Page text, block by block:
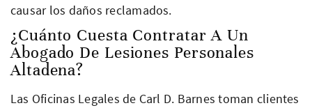
causar los daños reclamados.
¿Cuánto Cuesta Contratar A Un
Abogado De Lesiones Personales
Altadena?
Las Oficinas Legales de Carl D. Barnes toman clientes